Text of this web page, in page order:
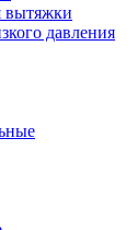
вытяжки
давления